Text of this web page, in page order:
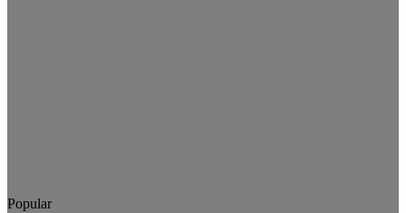
Popular